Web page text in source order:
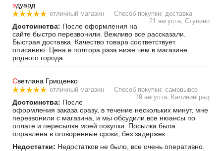
эдуард
отличный магазин
Способ покупки: доставка
21 августа, Ступино
Достоинства: После оформления на
сайте быстро перезвонили. Вежливо все рассказали.
Быстрая доставка. Качество товара соответствует
описанию. Цена в полтора раза ниже чем в магазине
родного города.
Светлана Грищенко
отличный магазин
Способ покупки: самовывоз
19 августа, Калининград
Достоинства: После
оформления заказа сразу, в течение нескольких минут, мне
перезвонили с магазина, и мы обсудили все нюансы по
оплате и пересылке моей покупки. Посылка была
оправлена в оговоренные сроки, без задержек.
Недостатки: Недостатков не было, все очень оперативно.